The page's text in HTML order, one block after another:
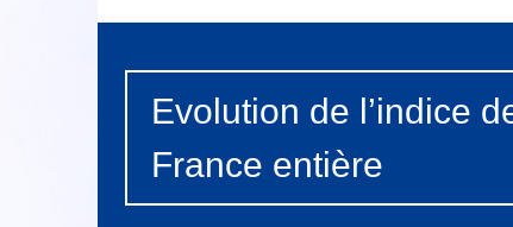
Evolution de l’indice
France entière